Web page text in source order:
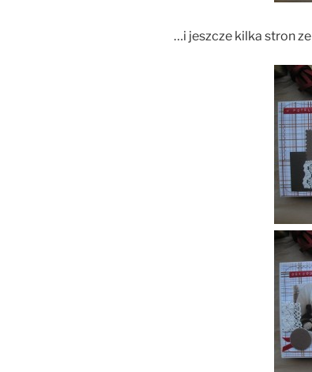
…i jeszcze kilka stron